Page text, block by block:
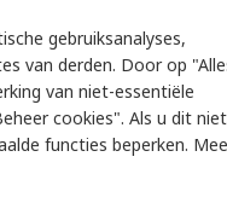
gebruiksanalyses,
van derden. Door op
van niet-essentiële
cookies". Als u dit niet
functies beperken.